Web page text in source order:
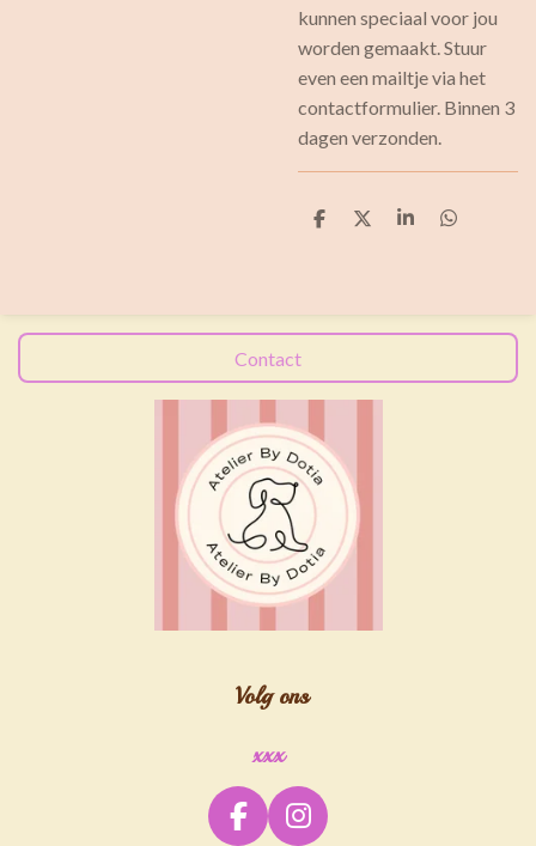
kunnen speciaal voor jou
worden gemaakt. Stuur
even een mailtje via het
contactformulier. Binnen 3
dagen verzonden.
D
D
S
D
Contact
Volg ons
xxx
F
I